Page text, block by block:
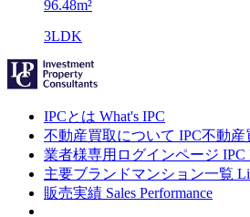
96.48m²
3LDK
IPCとは What's IPC
不動産買取について IPC不動産
業者様専用ログインページ IPC
主要ブランドマンション一覧
販売実績 Sales Performance